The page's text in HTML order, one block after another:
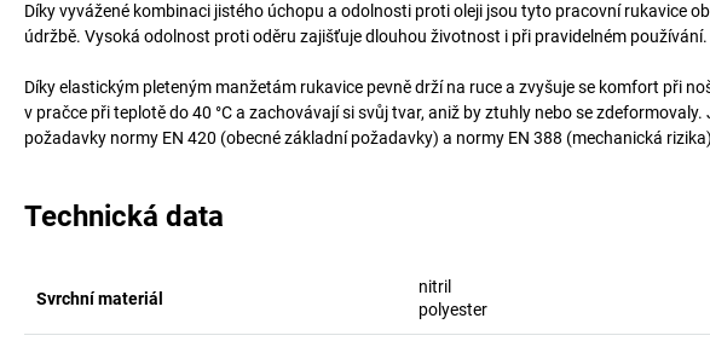
Díky vyvážené kombinaci jistého úchopu a odolnosti proti oleji jsou tyto pracovní rukavice
údržbě. Vysoká odolnost proti oděru zajišťuje dlouhou životnost i při pravidelném používání.
Díky elastickým pleteným manžetám rukavice pevně drží na ruce a zvyšuje se komfort při
v pračce při teplotě do 40 °C a zachovávají si svůj tvar, aniž by ztuhly nebo se
požadavky normy EN 420 (obecné základní požadavky) a normy EN 388 (mechanická
Technická data
Svrchní materiál
nitril
polyester